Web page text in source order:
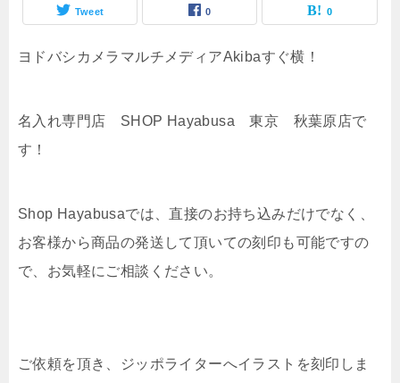
Tweet 0 0
ヨドバシカメラマルチメディアAkibaすぐ横！
名入れ専門店 SHOP Hayabusa 東京 秋葉原店で
す！
Shop Hayabusaでは、直接のお持ち込みだけでなく、
お客様から商品の発送して頂いての刻印も可能ですの
で、お気軽にご相談ください。
ご依頼を頂き、ジッポライターへイラストを刻印しま